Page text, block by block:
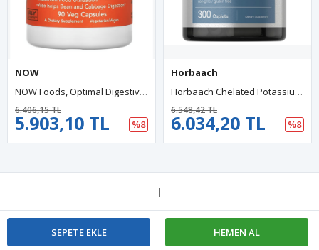
HEMEN AL
SEPETE EKLE
NOW
NOW Foods, Optimal Digestive System, 90 Veg Capsul.Usa Menşei.37.
5.903,10 TL
6.406,15 TL
%8
Horbaach
Horbäach Chelated Potassium Gluconate 595mg 300 Capsul.Usa Menşei.3939.
6.034,20 TL
6.548,42 TL
%8
|